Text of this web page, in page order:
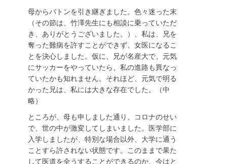
母からバトンを引き継ぎました。色々迷った末
（その節は、竹澤先生にも相談に乗っていただ
き、ありがとうございました。）、私は、兄を
奪った難病を許すことができず、女医になるこ
とを決心しました。仮に、兄が名産大で、元気
にサッカーをやっていたら、私の進路も異なっ
ていたかも知れません。それほど、元気で明る
かった兄は、私には大きな存在でした。（中
略）
ところが、母も申しました通り、コロナのせい
で、世の中が激変してしまいました。医学部に
入学しましたが、特別な場合以外、大学に通う
ことすら許されない状態です。このままで果た
して医道を全うすることができるのか、今はと